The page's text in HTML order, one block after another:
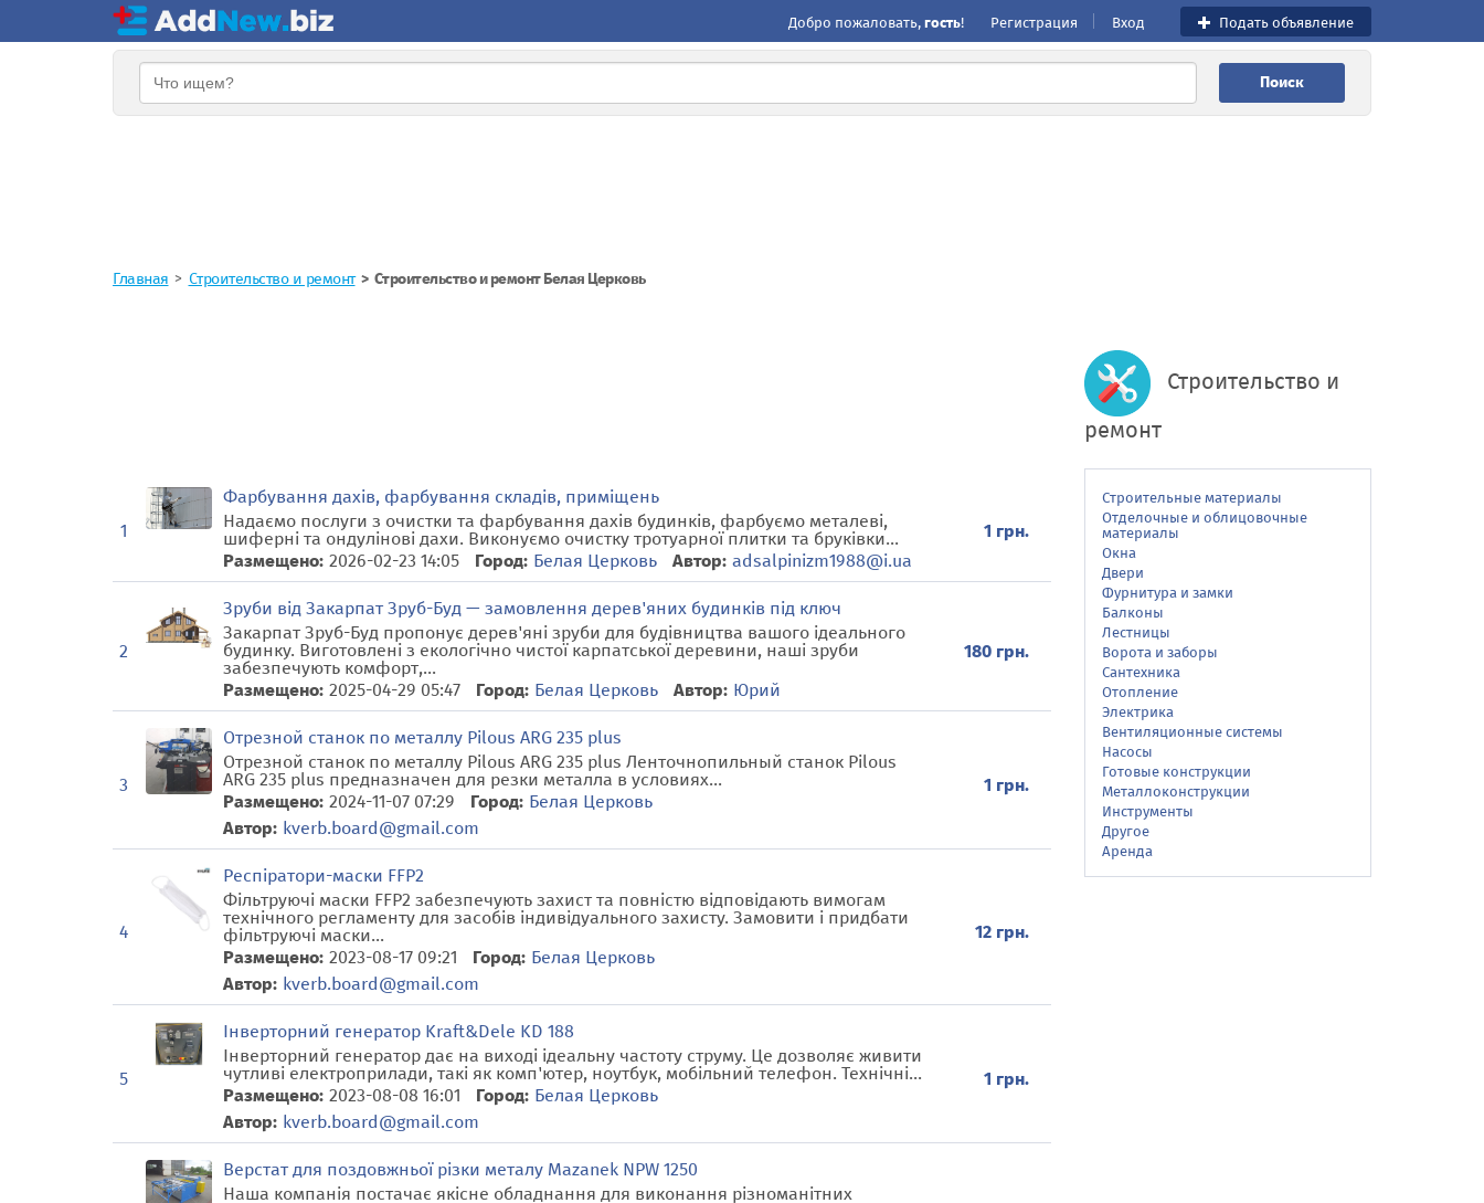
Добро пожаловать, гость! Регистрация Вход Подать объявление
Поиск
Главная Строительство и ремонт Строительство и ремонт Белая Церковь
1
Фарбування дахів, фарбування складів, приміщень
Надаємо послуги з очистки та фарбування дахів будинків, фарбуємо металеві,
шиферні та ондулінові дахи. Виконуємо очистку тротуарної плитки та бруківки...
Размещено: 2026-02-23 14:05 Город: Белая Церковь Автор: adsalpinizm1988@i.ua
1 грн.
2
Зруби від Закарпат Зруб-Буд — замовлення дерев'яних будинків під ключ
Закарпат Зруб-Буд пропонує дерев'яні зруби для будівництва вашого ідеального
будинку. Виготовлені з екологічно чистої карпатської деревини, наші зруби
забезпечують комфорт,...
Размещено: 2025-04-29 05:47 Город: Белая Церковь Автор: Юрий
180 грн.
3
Отрезной станок по металлу Pilous ARG 235 plus
Отрезной станок по металлу Pilous ARG 235 plus Ленточнопильный станок Pilous
ARG 235 plus предназначен для резки металла в условиях...
Размещено: 2024-11-07 07:29 Город: Белая Церковь
Автор: kverb.board@gmail.com
1 грн.
4
Респіратори-маски FFP2
Фільтруючі маски FFP2 забезпечують захист та повністю відповідають вимогам
технічного регламенту для засобів індивідуального захисту. Замовити і придбати
фільтруючі маски...
Размещено: 2023-08-17 09:21 Город: Белая Церковь
Автор: kverb.board@gmail.com
12 грн.
5
Інверторний генератор Kraft&Dele KD 188
Інверторний генератор дає на виході ідеальну частоту струму. Це дозволяє живити
чутливі електроприлади, такі як комп'ютер, ноутбук, мобільний телефон. Технічні...
Размещено: 2023-08-08 16:01 Город: Белая Церковь
Автор: kverb.board@gmail.com
1 грн.
Верстат для поздовжньої різки металу Mazanek NPW 1250
Наша компанія постачає якісне обладнання для виконання різноманітних
Строительство и
ремонт
Строительные материалы
Отделочные и облицовочные
материалы
Окна
Двери
Фурнитура и замки
Балконы
Лестницы
Ворота и заборы
Сантехника
Отопление
Электрика
Вентиляционные системы
Насосы
Готовые конструкции
Металлоконструкции
Инструменты
Другое
Аренда